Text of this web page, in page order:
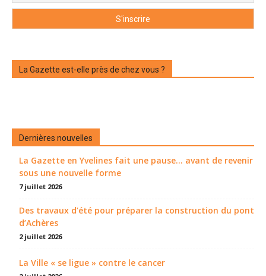
La Gazette est-elle près de chez vous ?
Dernières nouvelles
La Gazette en Yvelines fait une pause... avant de revenir
sous une nouvelle forme
7 juillet 2026
Des travaux d’été pour préparer la construction du pont
d’Achères
2 juillet 2026
La Ville « se ligue » contre le cancer